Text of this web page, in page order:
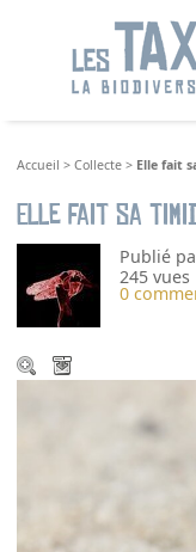
Accueil >Collecte > Elle fait
Elle fait sa
Publié
245 vues
0